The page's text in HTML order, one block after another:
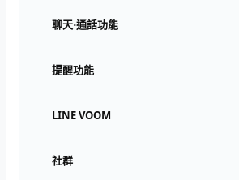
聊天⋅通話功能
提醒功能
LINE VOOM
社群